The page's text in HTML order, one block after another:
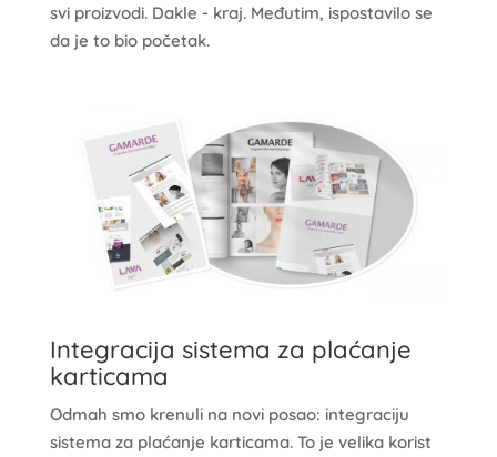
svi proizvodi. Dakle - kraj. Međutim, ispostavilo se
da je to bio početak.
Integracija sistema za plaćanje
karticama
Odmah smo krenuli na novi posao: integraciju
sistema za plaćanje karticama. To je velika korist